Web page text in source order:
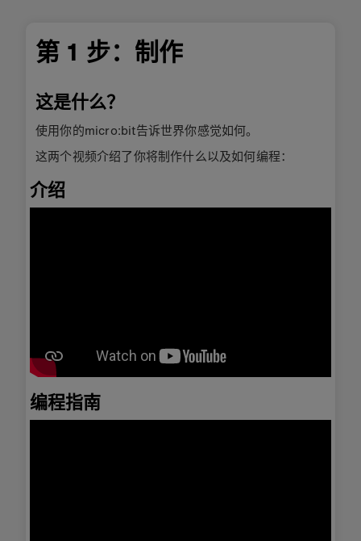
第 1 步：制作
这是什么？
使用你的micro:bit告诉世界你感觉如何。
这两个视频介绍了你将制作什么以及如何编程：
介绍
编程指南